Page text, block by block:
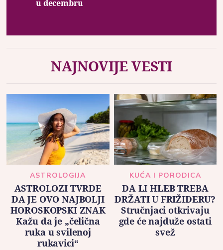
u decembru
NAJNOVIJE VESTI
ASTROLOGIJA
ASTROLOZI TVRDE
DA JE OVO NAJBOLJI
HOROSKOPSKI ZNAK
Kažu da je „čelična
ruka u svilenoj
rukavici“
KUĆA I PORODICA
DA LI HLEB TREBA
DRŽATI U FRIŽIDERU?
Stručnjaci otkrivaju
gde će najduže ostati
svež